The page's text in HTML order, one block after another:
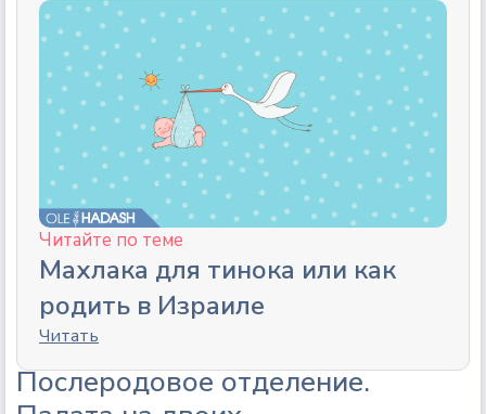
Читайте по теме
Махлака для тинока или как
родить в Израиле
Читать
Послеродовое отделение.